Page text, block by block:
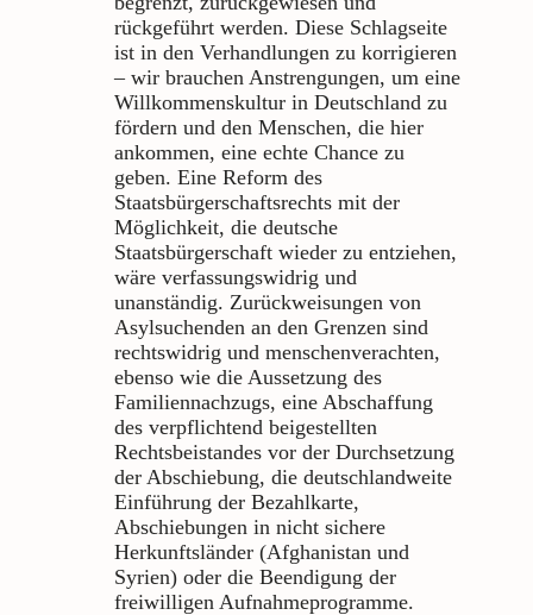
rückgeführt werden. Diese Schlagseite
ist in den Verhandlungen zu korrigieren
– wir brauchen Anstrengungen, um eine
Willkommenskultur in Deutschland zu
fördern und den Menschen, die hier
ankommen, eine echte Chance zu
geben. Eine Reform des
Staatsbürgerschaftsrechts mit der
Möglichkeit, die deutsche
Staatsbürgerschaft wieder zu entziehen,
wäre verfassungswidrig und
unanständig. Zurückweisungen von
Asylsuchenden an den Grenzen sind
rechtswidrig und menschenverachten,
ebenso wie die Aussetzung des
Familiennachzugs, eine Abschaffung
des verpflichtend beigestellten
Rechtsbeistandes vor der Durchsetzung
der Abschiebung, die deutschlandweite
Einführung der Bezahlkarte,
Abschiebungen in nicht sichere
Herkunftsländer (Afghanistan und
Syrien) oder die Beendigung der
freiwilligen Aufnahmeprogramme.